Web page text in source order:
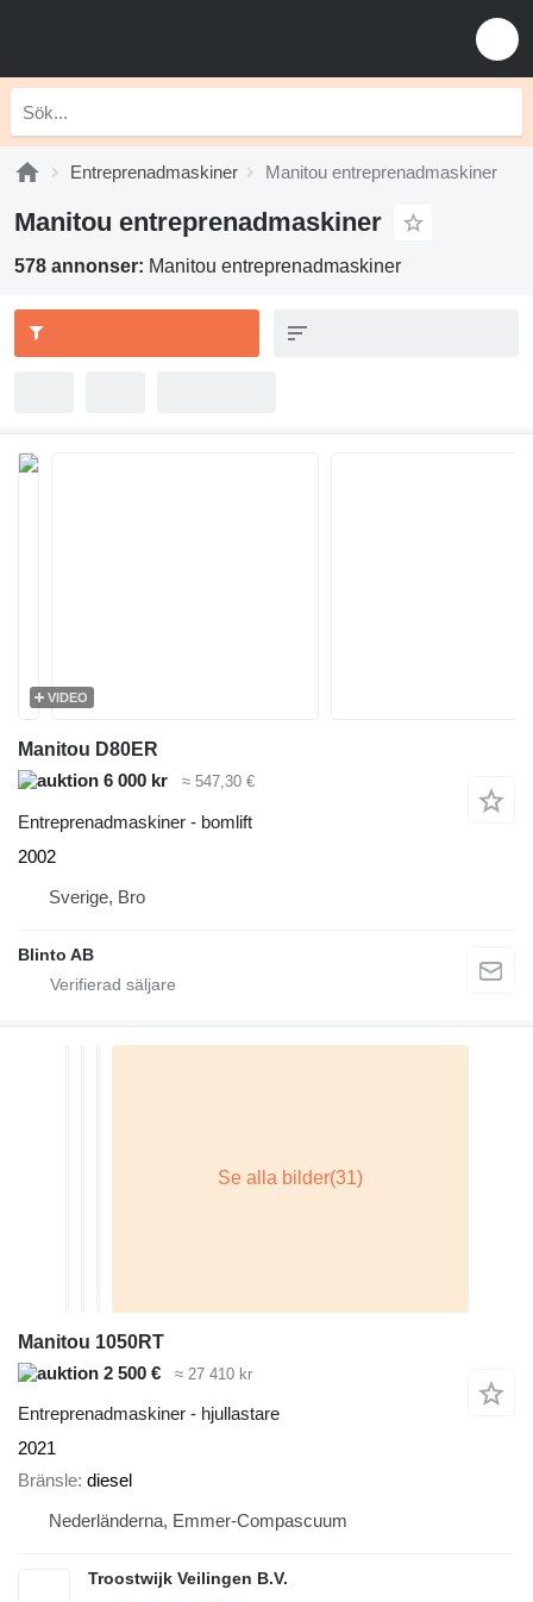
Entreprenadmaskiner Manitou entreprenadmaskiner
Manitou entreprenadmaskiner
578 annonser: Manitou entreprenadmaskiner
VIDEO
Manitou D80ER
6 000 kr
≈ 547,30 €
Entreprenadmaskiner - bomlift
2002
Sverige, Bro
Blinto AB
Manitou 1050RT
2 500 €
≈ 27 410 kr
Entreprenadmaskiner - hjullastare
2021
Bränsle diesel
Nederländerna, Emmer-Compascuum
Troostwijk Veilingen B.V.